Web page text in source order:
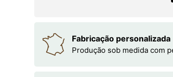
Fabricação personalizada
Produção sob medida com